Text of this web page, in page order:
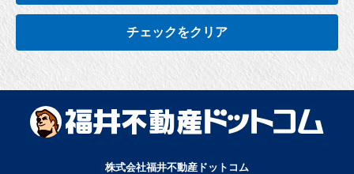
チェックをクリア
株式会社福井不動産ドットコム